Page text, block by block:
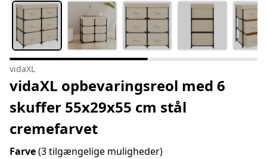
vidaXL
vidaXL opbevaringsreol med 6
skuffer 55x29x55 cm stål
cremefarvet
Farve(3 tilgængelige muligheder)